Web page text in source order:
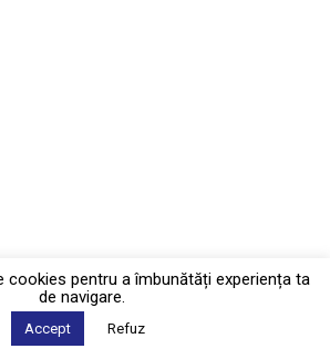
pentru a îmbunătăți experiența ta
de navigare.
Accept Refuz